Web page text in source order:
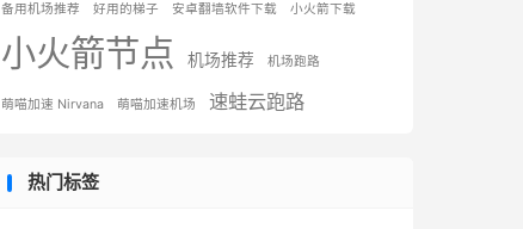
备用机场推荐 好用的梯子 安卓翻墙软件下载 小火箭下载
小火箭节点 机场推荐 机场跑路
萌喵加速 Nirvana 萌喵加速机场 速蛙云跑路
热门标签